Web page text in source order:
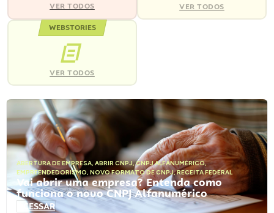
VER TODOS VER TODOS
WEBSTORIES
VER TODOS
ABERTURA DE EMPRESA, ABRIR CNPJ,CNPJ ALFANUMÉRICO,
EMPREENDEDORISMO, NOVO FORMATO DE CNPJ,RECEITA FEDERAL
Vai abrir uma empresa? Entenda como
funciona o novo CNPJ Alfanumérico
ACESSAR